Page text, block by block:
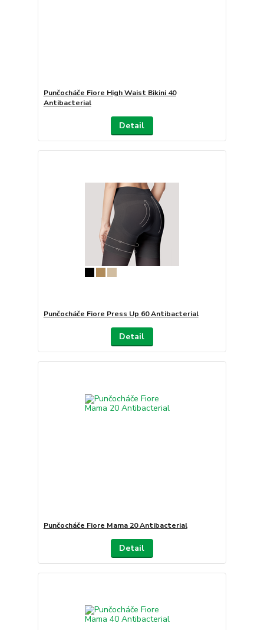
Punčocháče Fiore High Waist Bikini 40
Antibacterial
Detail
Punčocháče Fiore Press Up 60 Antibacterial
Detail
Punčocháče Fiore Mama 20 Antibacterial
Detail